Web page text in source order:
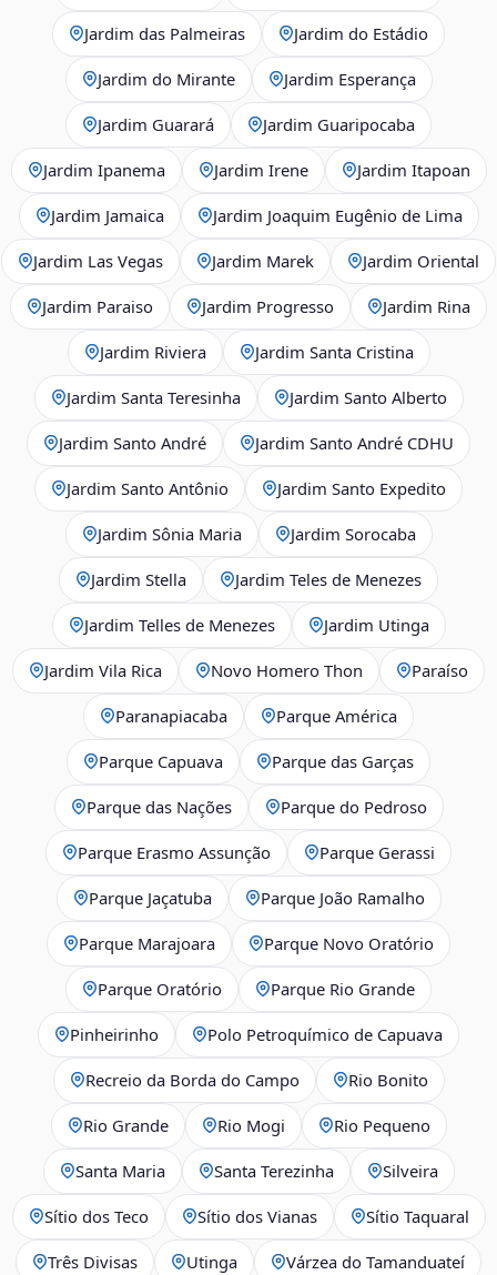
Jardim das Palmeiras Jardim do Estádio
Jardim do Mirante Jardim Esperança
Jardim Guarará Jardim Guaripocaba
Jardim Ipanema Jardim Irene Jardim Itapoan
Jardim Jamaica Jardim Joaquim Eugênio de Lima
Jardim Las Vegas Jardim Marek Jardim Oriental
Jardim Paraiso Jardim Progresso Jardim Rina
Jardim Riviera Jardim Santa Cristina
Jardim Santa Teresinha Jardim Santo Alberto
Jardim Santo André Jardim Santo André CDHU
Jardim Santo Antônio Jardim Santo Expedito
Jardim Sônia Maria Jardim Sorocaba
Jardim Stella Jardim Teles de Menezes
Jardim Telles de Menezes Jardim Utinga
Jardim Vila Rica Novo Homero Thon Paraíso
Paranapiacaba Parque América
Parque Capuava Parque das Garças
Parque das Nações Parque do Pedroso
Parque Erasmo Assunção Parque Gerassi
Parque Jaçatuba Parque João Ramalho
Parque Marajoara Parque Novo Oratório
Parque Oratório Parque Rio Grande
Pinheirinho Polo Petroquímico de Capuava
Recreio da Borda do Campo Rio Bonito
Rio Grande Rio Mogi Rio Pequeno
Santa Maria Santa Terezinha Silveira
Sítio dos Teco Sítio dos Vianas Sítio Taquaral
Três Divisas Utinga Várzea do Tamanduateí